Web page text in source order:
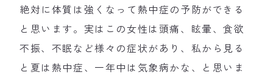
絶対に体質は強くなって熱中症の予防ができる
と思います。実はこの女性は頭痛、眩暈、食欲
不振、不眠など様々の症状があり、私から見る
と夏は熱中症、一年中は気象病かな、と思いま